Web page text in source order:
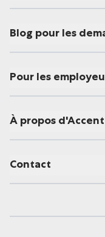
Blog pour les
Pour les
À propos d'Accent
Contact